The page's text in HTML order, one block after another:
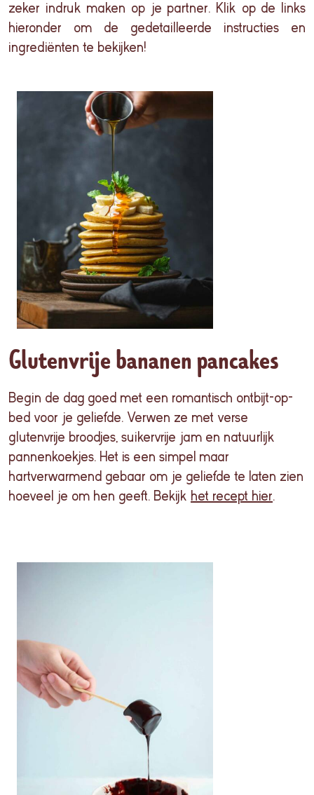
zeker indruk maken op je partner. Klik op de links
hieronder om de gedetailleerde instructies
en
ingrediënten te bekijken!
Glutenvrije bananen pancakes
Begin de dag goed met een romantisch ontbijt-op-
bed voor je geliefde. Verwen ze met verse
glutenvrije broodjes, suikervrije jam en natuurlijk
pannenkoekjes. Het is een simpel maar
hartverwarmend gebaar om je geliefde te laten zien
hoeveel je om hen geeft. Bekijk het recept hier.